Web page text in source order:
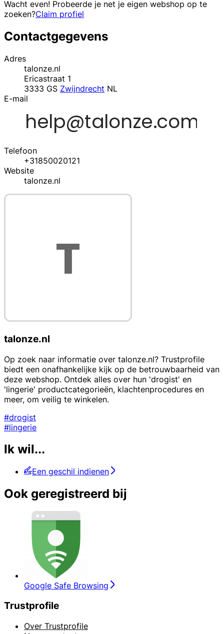
Wacht even! Probeerde je net je eigen webshop op te
zoeken?Claim profiel
Contactgegevens
Adres
talonze.nl
Ericastraat 1
3333 GS Zwijndrecht NL
E-mail
Telefoon
+31850020121
Website
talonze.nl
talonze.nl
Op zoek naar informatie over talonze.nl? Trustprofile
biedt een onafhankelijke kijk op de betrouwbaarheid van
deze webshop. Ontdek alles over hun 'drogist' en
'lingerie' productcategorieën, klachtenprocedures en
meer, om veilig te winkelen.
#drogist
#lingerie
Ik wil...
Een geschil indienen
Ook geregistreerd bij
Google Safe Browsing
Trustprofile
Over Trustprofile